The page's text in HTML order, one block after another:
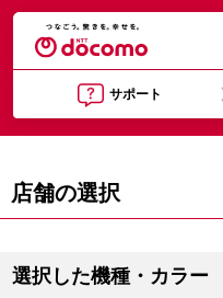
サポート
店舗の選択
選択した機種・カラー